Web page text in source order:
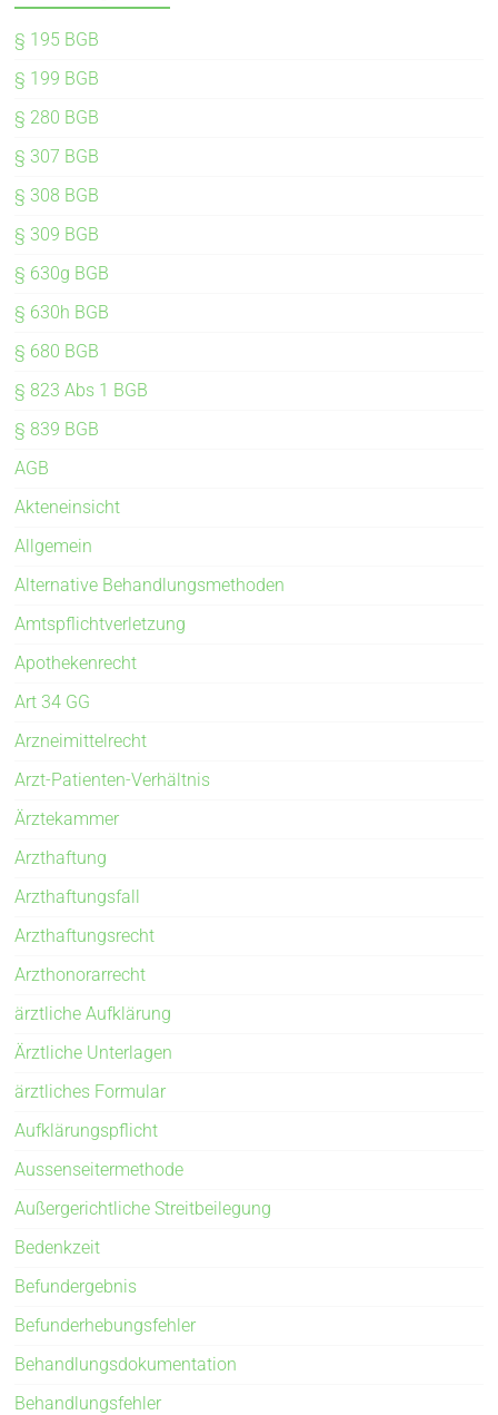
§ 195 BGB
§ 199 BGB
§ 280 BGB
§ 307 BGB
§ 308 BGB
§ 309 BGB
§ 630g BGB
§ 630h BGB
§ 680 BGB
§ 823 Abs 1 BGB
§ 839 BGB
AGB
Akteneinsicht
Allgemein
Alternative Behandlungsmethoden
Amtspflichtverletzung
Apothekenrecht
Art 34 GG
Arzneimittelrecht
Arzt-Patienten-Verhältnis
Ärztekammer
Arzthaftung
Arzthaftungsfall
Arzthaftungsrecht
Arzthonorarrecht
ärztliche Aufklärung
Ärztliche Unterlagen
ärztliches Formular
Aufklärungspflicht
Aussenseitermethode
Außergerichtliche Streitbeilegung
Bedenkzeit
Befundergebnis
Befunderhebungsfehler
Behandlungsdokumentation
Behandlungsfehler